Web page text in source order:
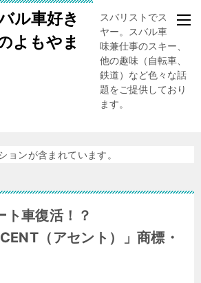
ル車好き
よもやま
スバリストでスキー
ヤー。スバル車、趣
味兼仕事のスキー、
他の趣味（自転車、
鉄道）など色々な話
題をご提供しており
ます。
ョンが含まれています。
ト車復活！？
（アセント）」商標・